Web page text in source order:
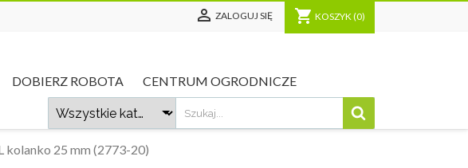
 ZALOGUJ SIĘ shopping_cart KOSZYK(0)
DOBIERZ ROBOTA CENTRUM OGRODNICZE
kolanko 25 mm (2773-20)